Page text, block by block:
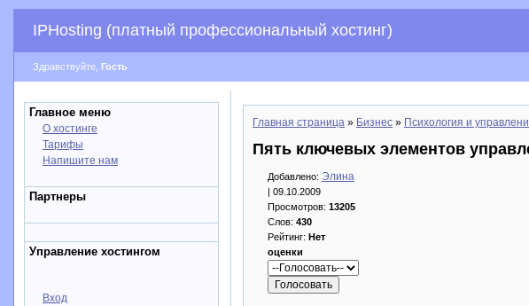
IPHosting (платный профессиональный хостинг)
Здравствуйте, Гость
Главное меню
О хостинге
Тарифы
Напишите нам
Партнеры
Управление хостингом
Вход
Главная страница » Бизнес » Психология и
Пять ключевых элементов
Добавлено: Элина
| 09.10.2009
Просмотров: 13205
Слов: 430
Рейтинг: Нет
оценки